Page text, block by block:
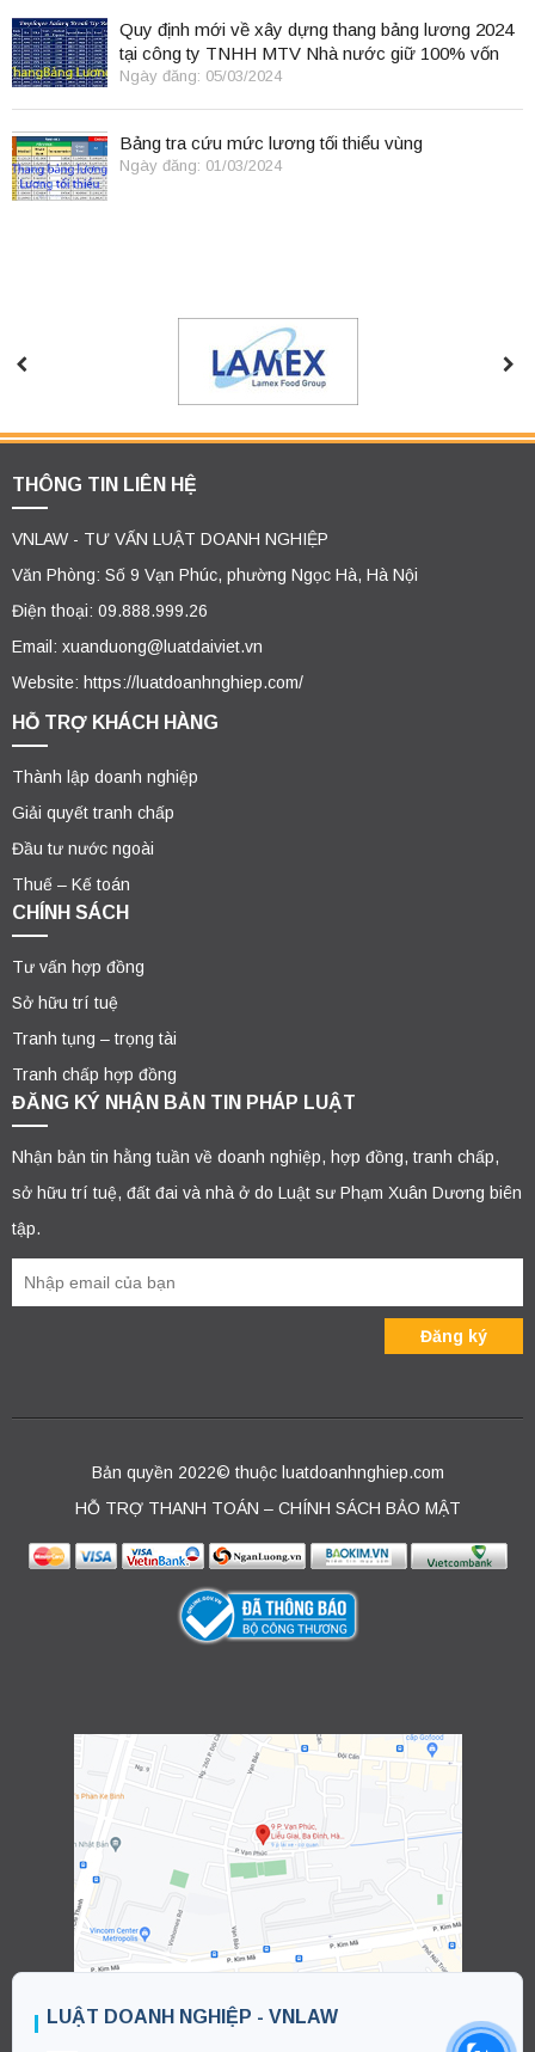
Quy định mới về xây dựng thang bảng lương 2024
tại công ty TNHH MTV Nhà nước giữ 100% vốn
điều lệ
Ngày đăng: 05/03/2024
Bảng tra cứu mức lương tối thiểu vùng
Ngày đăng: 01/03/2024
THÔNG TIN LIÊN HỆ
VNLAW - TƯ VẤN LUẬT DOANH NGHIỆP
Văn Phòng: Số 9 Vạn Phúc, phường Ngọc Hà, Hà Nội
Điện thoại: 09.888.999.26
Email: xuanduong@luatdaiviet.vn
Website: https://luatdoanhnghiep.com/
HỖ TRỢ KHÁCH HÀNG
Thành lập doanh nghiệp
Giải quyết tranh chấp
Đầu tư nước ngoài
Thuế – Kế toán
CHÍNH SÁCH
Tư vấn hợp đồng
Sở hữu trí tuệ
Tranh tụng – trọng tài
Tranh chấp hợp đồng
ĐĂNG KÝ NHẬN BẢN TIN PHÁP LUẬT
Nhận bản tin hằng tuần về doanh nghiệp, hợp đồng, tranh chấp,
sở hữu trí tuệ, đất đai và nhà ở do Luật sư Phạm Xuân Dương biên
tập.
Bản quyền 2022© thuộc luatdoanhnghiep.com
HỖ TRỢ THANH TOÁN – CHÍNH SÁCH BẢO MẬT
LUẬT DOANH NGHIỆP - VNLAW